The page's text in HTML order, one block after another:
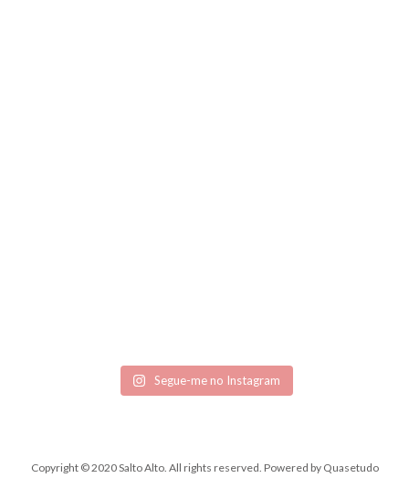
Segue-me no Instagram
Copyright © 2020 Salto Alto. All rights reserved. Powered by Quasetudo